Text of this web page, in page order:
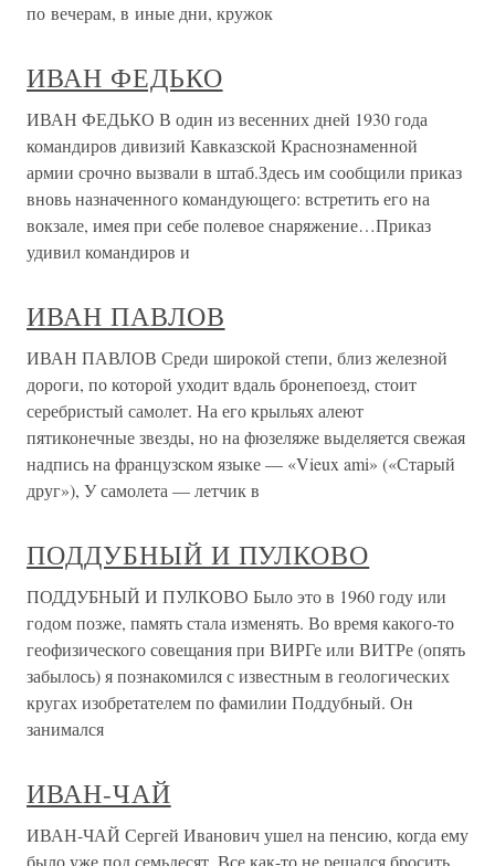
по вечерам, в иные дни, кружок
ИВАН ФЕДЬКО
ИВАН ФЕДЬКО В один из весенних дней 1930 года
командиров дивизий Кавказской Краснознаменной
армии срочно вызвали в штаб.Здесь им сообщили приказ
вновь назначенного командующего: встретить его на
вокзале, имея при себе полевое снаряжение…Приказ
удивил командиров и
ИВАН ПАВЛОВ
ИВАН ПАВЛОВ Среди широкой степи, близ железной
дороги, по которой уходит вдаль бронепоезд, стоит
серебристый самолет. На его крыльях алеют
пятиконечные звезды, но на фюзеляже выделяется свежая
надпись на французском языке — «Vieux ami» («Старый
друг»), У самолета — летчик в
ПОДДУБНЫЙ И ПУЛКОВО
ПОДДУБНЫЙ И ПУЛКОВО Было это в 1960 году или
годом позже, память стала изменять. Во время какого-то
геофизического совещания при ВИРГе или ВИТРе (опять
забылось) я познакомился с известным в геологических
кругах изобретателем по фамилии Поддубный. Он
занимался
ИВАН-ЧАЙ
ИВАН-ЧАЙ Сергей Иванович ушел на пенсию, когда ему